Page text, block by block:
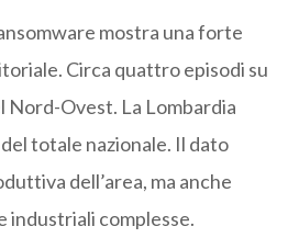
mostra una forte
Circa quattro episodi su
Nord-Ovest. La Lombardia
totale nazionale. Il dato
dell’area, ma anche
industriali complesse.